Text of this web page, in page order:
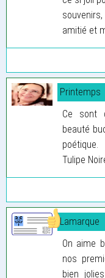
amitié et
Printemps
Ce sont
beauté
Tulipe
Lamarque
On aime
nos
bien